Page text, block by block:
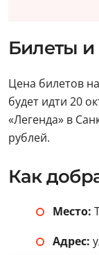
Билеты
Цена билетов
будет идти 20
«Легенда» в
рублей.
Как
Место:
Адрес: